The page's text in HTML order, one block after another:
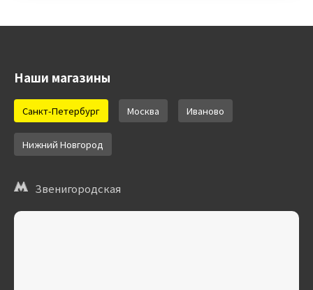
Наши магазины
Санкт-Петербург Москва Иваново
Нижний Новгород
Звенигородская